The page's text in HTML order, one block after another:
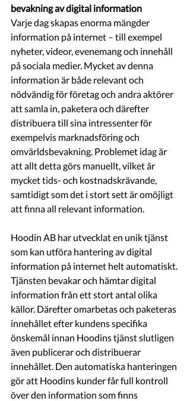
bevakning av digital information
Varje dag skapas enorma mängder
information på internet – till exempel
nyheter, videor, evenemang och innehåll
på sociala medier. Mycket av denna
information är både relevant och
nödvändig för företag och andra aktörer
att samla in, paketera och därefter
distribuera till sina intressenter för
exempelvis marknadsföring och
omvärldsbevakning. Problemet idag är
att allt detta görs manuellt, vilket är
mycket tids- och kostnadskrävande,
samtidigt som det i stort sett är omöjligt
att finna all relevant information.
Hoodin AB har utvecklat en unik tjänst
som kan utföra hantering av digital
information på internet helt automatiskt.
Tjänsten bevakar och hämtar digital
information från ett stort antal olika
källor. Därefter omarbetas och paketeras
innehållet efter kundens specifika
önskemål innan Hoodins tjänst slutligen
även publicerar och distribuerar
innehållet. Den automatiska hanteringen
gör att Hoodins kunder får full kontroll
över den information som finns